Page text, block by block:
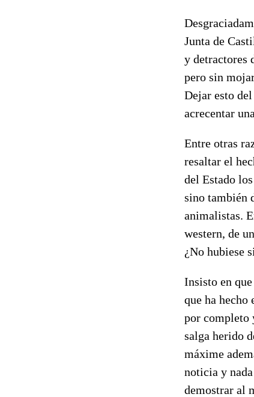
Junta de
y detractores
pero sin
Dejar esto
acrecentar
Entre otras
resaltar el
del Estado
sino también
animalistas.
western, de
¿No hubiese
Insisto en
que ha hecho
por completo
salga herido
máxime
noticia y
demostrar al